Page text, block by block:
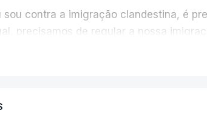
sou contra a imigração clandestina, é
precisamos de regular a nossa